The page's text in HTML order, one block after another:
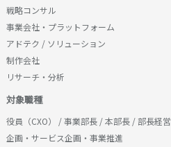
戦略コンサル
事業会社・プラットフォーム
アドテク / ソリューション
制作会社
リサーチ・分析
対象職種
役員（CXO） / 事業部長 / 本部長 / 部長経営
企画・サービス企画・事業推進